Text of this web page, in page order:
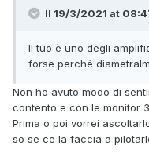
Il 19/3/2021 at
Il tuo è uno degli
forse perché
Non ho avuto modo di
contento e con le monitor
Prima o poi vorrei
so se ce la faccia a